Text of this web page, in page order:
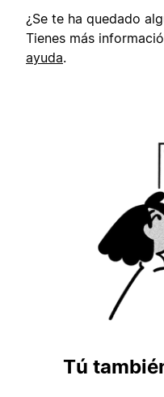
¿Se te ha quedado
Tienes más
ayuda.
Tú